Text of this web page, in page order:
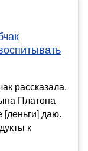
рассказала,
Платона
[деньги] даю.
к